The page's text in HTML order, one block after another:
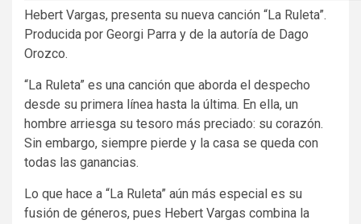
Hebert Vargas, presenta su nueva canción “La Ruleta”.
Producida por Georgi Parra y de la autoría de Dago
Orozco.
“La Ruleta” es una canción que aborda el despecho
desde su primera línea hasta la última. En ella, un
hombre arriesga su tesoro más preciado: su corazón.
Sin embargo, siempre pierde y la casa se queda con
todas las ganancias.
Lo que hace a “La Ruleta” aún más especial es su
fusión de géneros, pues Hebert Vargas combina la